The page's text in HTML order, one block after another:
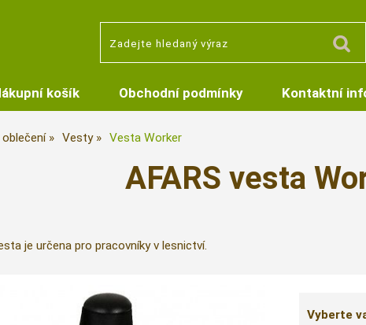
košík Obchodní podmínky Kontaktní
Vesty Vesta Worker
AFARS vesta
je určena pro pracovníky v lesnictví.
Vyberte